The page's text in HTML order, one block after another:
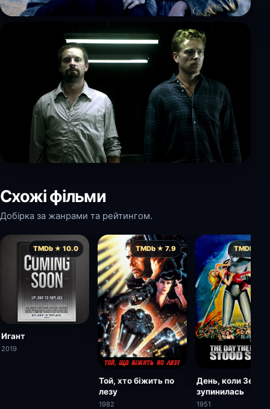
Схожі фільми
Добірка за жанрами та рейтингом.
TMDb ★ 10.0
Игант
2019
TMDb ★ 7.9
Той, хто біжить по
лезу
1982
TMDb ★
День, коли Земля
зупинилась
1951